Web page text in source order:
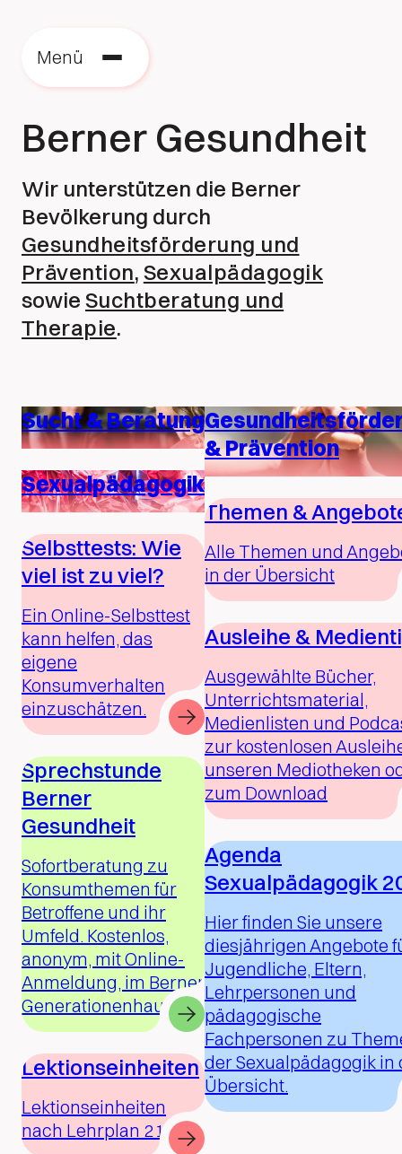
Menü
Berner Gesundheit
Wir unterstützen die Berner
Bevölkerung durch
Gesundheitsförderung und
Prävention, Sexualpädagogik
sowie Suchtberatung und
Therapie.
Sucht & Beratung
Sexualpädagogik
Selbsttests: Wie
viel ist zu viel?
Ein Online-Selbsttest
kann helfen, das
eigene
Konsumverhalten
einzuschätzen.
Sprechstunde
Berner
Gesundheit
Sofortberatung zu
Konsumthemen für
Betroffene und ihr
Umfeld. Kostenlos,
anonym, mit Online-
Anmeldung, im Berner
Generationenhaus.
Lektionseinheiten
Lektionseinheiten
nach Lehrplan 21
& Prävention
Themen &
Alle Themen und
in der Übersicht
Ausleihe &
Ausgewählte Bücher,
Unterrichtsmaterial,
Medienlisten und
zur kostenlosen
unseren Mediotheken
zum Download
Agenda
Sexualpädagogik
Hier finden Sie unsere
diesjährigen Angebote
Jugendliche, Eltern,
Lehrpersonen und
pädagogische
Fachpersonen zu
der Sexualpädagogik in
Übersicht.